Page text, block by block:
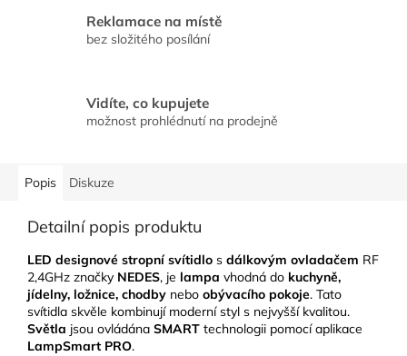
Reklamace na místě
bez složitého posílání
Vidíte, co kupujete
možnost prohlédnutí na prodejně
Popis Diskuze
Detailní popis produktu
LED designové stropní svítidlo s dálkovým ovladačem RF
2,4GHz značky NEDES, je lampa vhodná do kuchyně,
jídelny, ložnice, chodby nebo obývacího pokoje. Tato
svítidla skvěle kombinují moderní styl s nejvyšší kvalitou.
Světla jsou ovládána SMART technologii pomocí aplikace
LampSmart PRO.